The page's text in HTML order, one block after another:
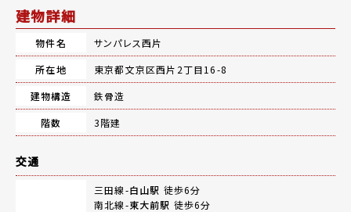
建物詳細
物件名
サンパレス西片
所在地
東京都文京区西片2丁目16-8
建物構造
鉄骨造
階数
3階建
交通
三田線-白山駅 徒歩6分
南北線-東大前駅 徒歩6分